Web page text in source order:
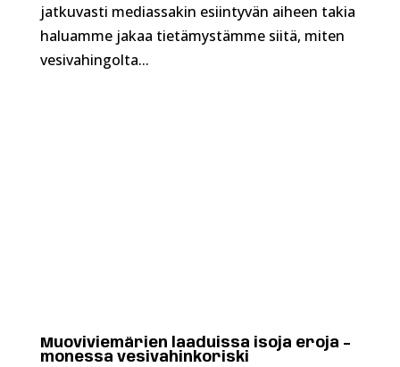
jatkuvasti mediassakin esiintyvän aiheen takia
haluamme jakaa tietämystämme siitä, miten
vesivahingolta...
Muoviviemärien laaduissa isoja eroja –
monessa vesivahinkoriski